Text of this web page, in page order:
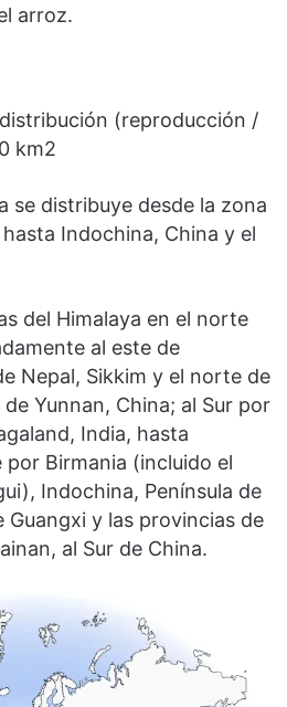
arroz.
(reproducción /
km2
se distribuye desde la zona
Indochina, China y el
del Himalaya en el norte
al este de
Nepal, Sikkim y el norte de
Yunnan, China; al Sur por
India, hasta
por Birmania (incluido el
Indochina, Península de
Guangxi y las provincias de
al Sur de China.